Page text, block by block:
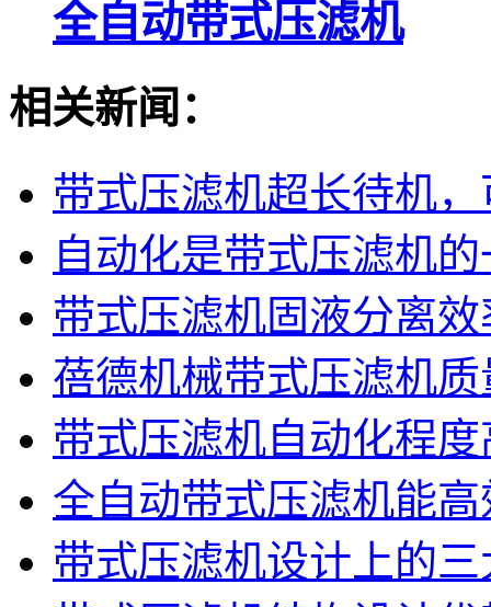
全自动带式压滤机
相关新闻：
带式压滤机超长待机
自动化是带式压滤机
带式压滤机固液分离
蓓德机械带式压滤机
带式压滤机自动化程度
全自动带式压滤机能
带式压滤机设计上的